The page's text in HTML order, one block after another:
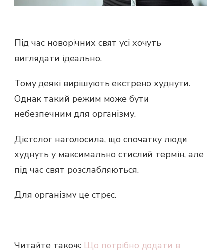
Під час новорічних свят усі хочуть
виглядати ідеально.
Тому деякі вирішують екстрено худнути.
Однак такий режим може бути
небезпечним для організму.
Дієтолог наголосила, що спочатку люди
худнуть у максимально стислий термін, але
під час свят розслабляються.
Для організму це стрес.
Читайте також: Що потрібно додати в